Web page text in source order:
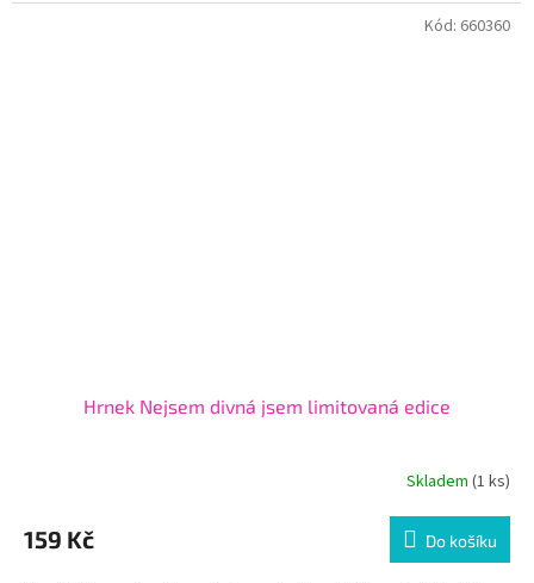
Hrnek Nejsem divná jsem limitovaná edice
Skladem (1 ks)
159 Kč Do košíku
Kód: 660360